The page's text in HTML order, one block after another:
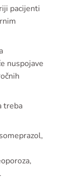
pacijenti
nuspojave
treba